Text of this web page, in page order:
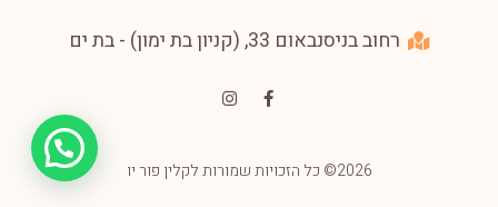
רחוב בניסנבאום 33, (קניון בת ימון) - בת ים
2026© כל הזכויות שמורות לקלין פור יו